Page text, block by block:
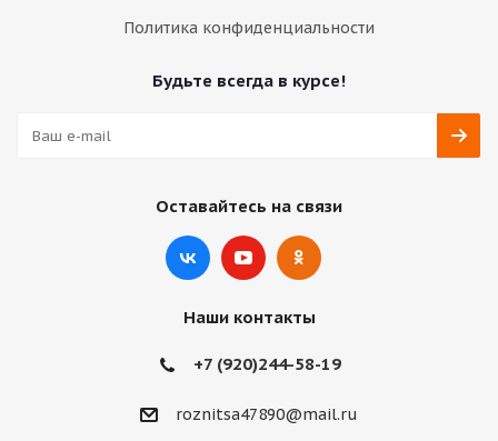
Политика конфиденциальности
Будьте всегда в курсе!
Оставайтесь на связи
Наши контакты
+7 (920)244-58-19
roznitsa47890@mail.ru